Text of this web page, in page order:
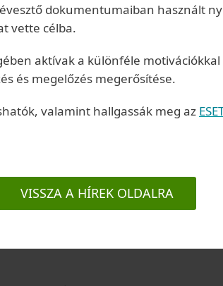
dokumentumaiban használt
vette célba.
aktívak a különféle
és megelőzés megerősítése.
valamint hallgassák meg az
VISSZA A HÍREK OLDALRA